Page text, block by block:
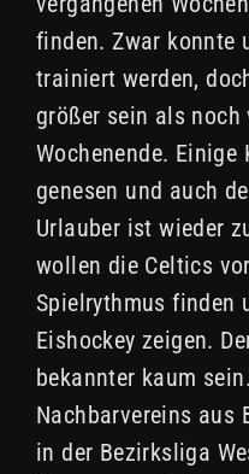
finden. Zwar konnte
trainiert werden,
größer sein als noch
Wochenende. Einige
genesen und auch
Urlauber ist wieder
wollen die Celtics
Spielrythmus finden
Eishockey zeigen.
bekannter kaum
Nachbarvereins aus
in der Bezirksliga